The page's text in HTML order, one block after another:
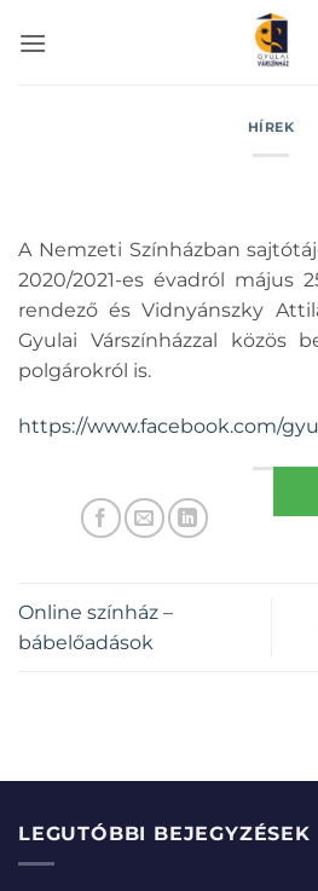
HÍREK
A Nemzeti Színházban
2020/2021-es évadról május
rendező és Vidnyánszky
Gyulai Várszínházzal közös
polgárokról is.
https://www.facebook.com/
Online színház –
bábelőadások
LEGUTÓBBI BEJEGYZÉSEK